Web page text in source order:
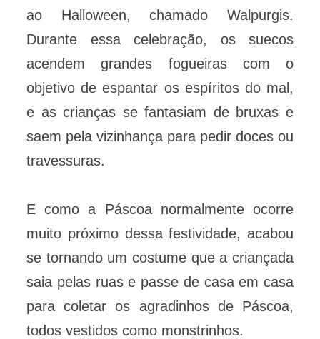
ao Halloween, chamado Walpurgis.
Durante essa celebração, os suecos
acendem grandes fogueiras com o
objetivo de espantar os espíritos do mal,
e as crianças se fantasiam de bruxas e
saem pela vizinhança para pedir doces ou
travessuras.
E como a Páscoa normalmente ocorre
muito próximo dessa festividade, acabou
se tornando um costume que a criançada
saia pelas ruas e passe de casa em casa
para coletar os agradinhos de Páscoa,
todos vestidos como monstrinhos.